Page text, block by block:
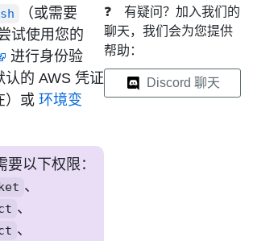
（或需要
试使用您的
进行身份验
的 AWS 凭证
）或 环境变
要以下权限：
、
、
、
❓
有疑问？加入我们的
聊天，我们会为您提供
帮助：
Discord 聊天